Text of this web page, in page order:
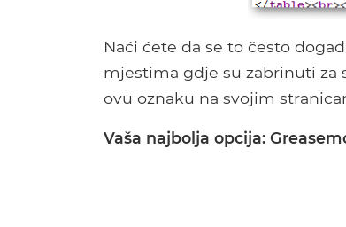
Naći ćete da se to često
mjestima gdje su zabrinuti za
ovu oznaku na svojim
Vaša najbolja opcija: